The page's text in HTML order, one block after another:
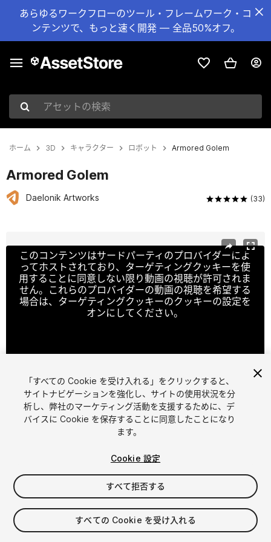
あらゆるワークフローのツール・フレームワーク・コ
ンテンツで、もっと速く開発 — 全品50%オフ。
アセットの検索
ホーム 3D キャラクター ロボット Armored Golem
Armored Golem
Daelonik Artworks (33)
このコンテンツはサードパーティのプロバイダーによ
ってホストされており、ターゲティングクッキーを使
用することに同意しない限り動画の視聴が許可されま
せん。これらのプロバイダーの動画の視聴を希望する
場合は、ターゲティングクッキーのクッキーの設定を
オンにしてください。
1/ 14
$19.50
消費税は決済時に計算されます
「すべての Cookie を受け入れる」をクリックすると、
サイトナビゲーションを強化し、サイトの使用状況を分
析し、弊社のマーケティング活動を支援するために、デ
バイスに Cookie を保存することに同意したことになり
ます。
Cookie 設定
すべて拒否する
すべての Cookie を受け入れる